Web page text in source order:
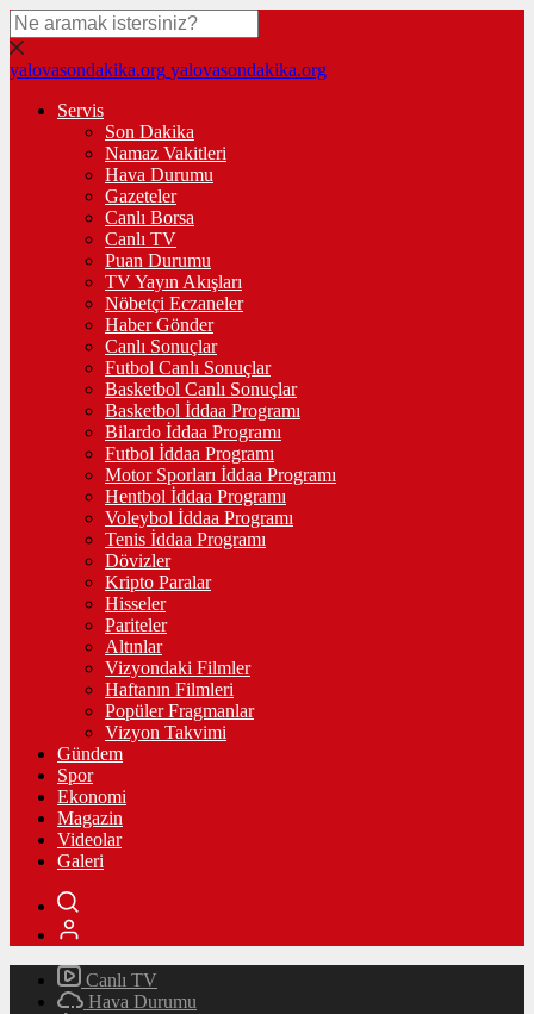
yalovasondakika.org yalovasondakika.org
Servis
Son Dakika
Namaz Vakitleri
Hava Durumu
Gazeteler
Canlı Borsa
Canlı TV
Puan Durumu
TV Yayın Akışları
Nöbetçi Eczaneler
Haber Gönder
Canlı Sonuçlar
Futbol Canlı Sonuçlar
Basketbol Canlı Sonuçlar
Basketbol İddaa Programı
Bilardo İddaa Programı
Futbol İddaa Programı
Motor Sporları İddaa Programı
Hentbol İddaa Programı
Voleybol İddaa Programı
Tenis İddaa Programı
Dövizler
Kripto Paralar
Hisseler
Pariteler
Altınlar
Vizyondaki Filmler
Haftanın Filmleri
Popüler Fragmanlar
Vizyon Takvimi
Gündem
Spor
Ekonomi
Magazin
Videolar
Galeri
Canlı TV
Hava Durumu